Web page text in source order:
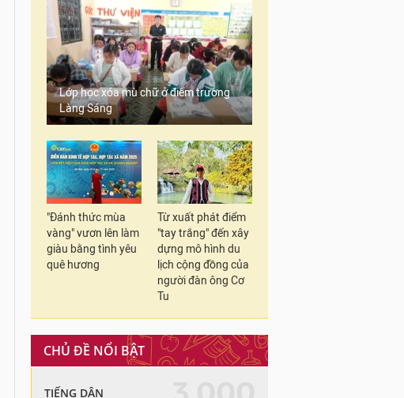
Lớp học xóa mù chữ ở điểm trường
Làng Sáng
"Đánh thức mùa
vàng" vươn lên làm
giàu bằng tình yêu
quê hương
Từ xuất phát điểm
"tay trắng" đến xây
dựng mô hình du
lịch cộng đồng của
người đàn ông Cơ
Tu
CHỦ ĐỀ NỔI BẬT
TIẾNG DÂN